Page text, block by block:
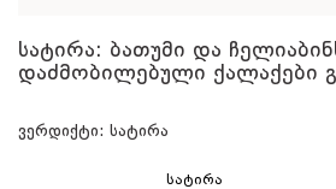
სატირა: ბათუმი და
დაძმობილებული ქალაქები
ვერდიქტი: სატირა
სატირა